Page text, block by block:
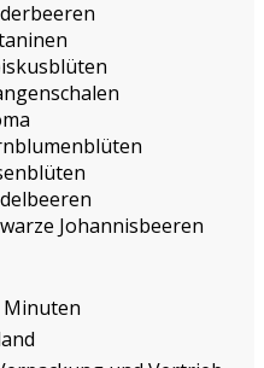
Johannisbeeren
Minuten